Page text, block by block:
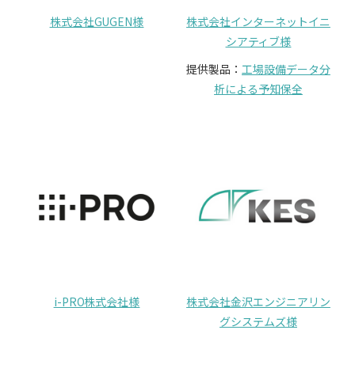
株式会社GUGEN様
株式会社インターネットイニ
シアティブ様
提供製品： 工場設備データ分
析による予知保全
i-PRO株式会社様
株式会社金沢エンジニアリン
グシステムズ様